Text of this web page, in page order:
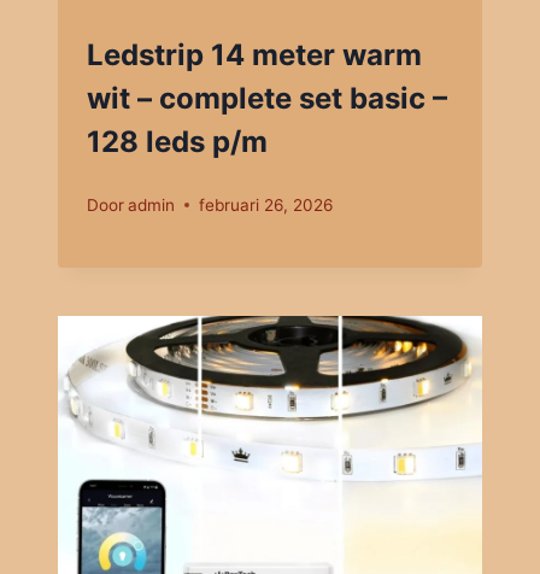
Ledstrip 14 meter warm
wit – complete set basic –
128 leds p/m
Dooradmin februari 26, 2026